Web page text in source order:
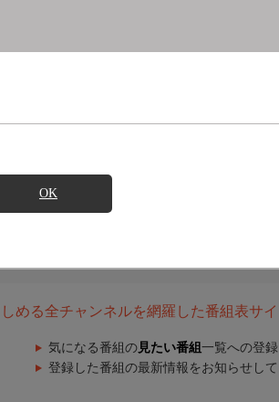
OK
める全チャンネルを網羅した番組表サイ
気になる番組の 見たい番組 一覧への登録
登録した番組の最新情報をお知らせし